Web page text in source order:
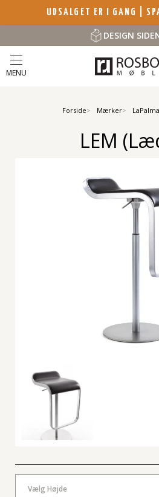
UDSALGET ER I GANG |
DESIGN
MENU
Forside Mærker LaPalma
LEM
Vælg Højde